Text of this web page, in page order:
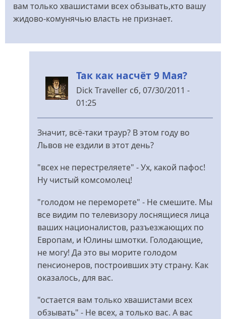
вам только хвашистами всех обзывать,кто вашу
жидово-комунячью власть не признает.
Так как насчёт 9 Мая?
Dick Traveller сб, 07/30/2011 -
01:25
У
відповідь
Да
мне
плевать,существовало
Rimidalv
Значит, всё-таки траур? В этом году во
Львов не ездили в этот день?
"всех не перестреляете" - Ух, какой пафос!
Ну чистый комсомолец!
"голодом не переморете" - Не смешите. Мы
все видим по телевизору лоснящиеся лица
ваших националистов, разъезжающих по
Европам, и Юлины шмотки. Голодающие,
не могу! Да это вы морите голодом
пенсионеров, построивших эту страну. Как
оказалось, для вас.
"остается вам только хвашистами всех
обзывать" - Не всех, а только вас. А вас